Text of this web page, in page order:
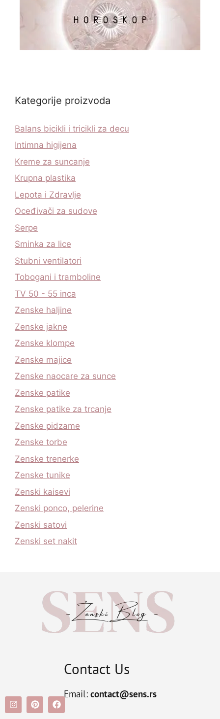
Kategorije proizvoda
Balans bicikli i tricikli za decu
Intimna higijena
Kreme za suncanje
Krupna plastika
Lepota i Zdravlje
Oceđivači za sudove
Serpe
Sminka za lice
Stubni ventilatori
Tobogani i tramboline
TV 50 - 55 inca
Zenske haljine
Zenske jakne
Zenske klompe
Zenske majice
Zenske naocare za sunce
Zenske patike
Zenske patike za trcanje
Zenske pidzame
Zenske torbe
Zenske trenerke
Zenske tunike
Zenski kaisevi
Zenski ponco, pelerine
Zenski satovi
Zenski set nakit
Contact Us
Email: contact@sens.rs